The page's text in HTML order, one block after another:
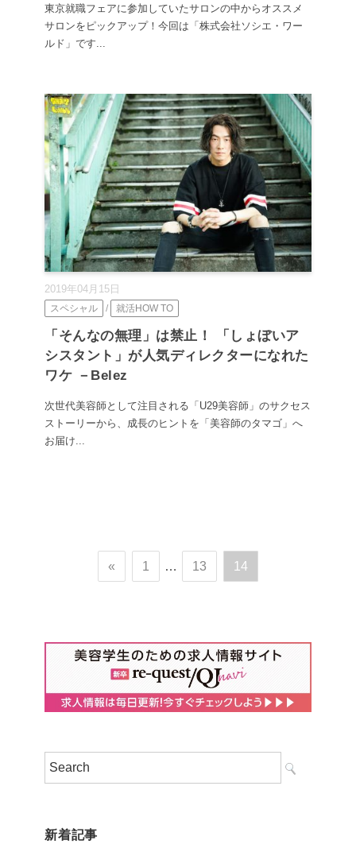
東京就職フェアに参加していたサロンの中からオススメ
サロンをピックアップ！今回は「株式会社ソシエ・ワー
ルド」です...
2019年04月15日
スペシャル / 就活HOW TO
「そんなの無理」は禁止！ 「しょぼいア
シスタント」が人気ディレクターになれた
ワケ －Belez
次世代美容師として注目される「U29美容師」のサクセス
ストーリーから、成長のヒントを「美容師のタマゴ」へ
お届け...
« 1 … 13 14
新着記事